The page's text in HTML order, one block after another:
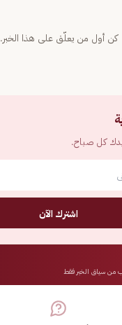
كن أول من يعلّق على هذا الخبر.
كل صباح.
اشترك الآن
من سياق الخبر فقط